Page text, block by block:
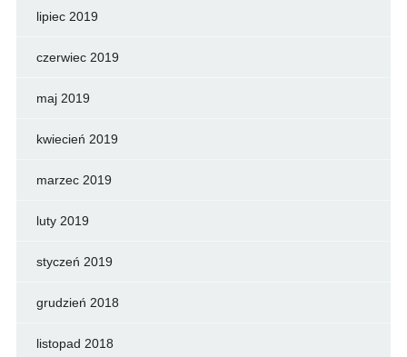
lipiec 2019
czerwiec 2019
maj 2019
kwiecień 2019
marzec 2019
luty 2019
styczeń 2019
grudzień 2018
listopad 2018